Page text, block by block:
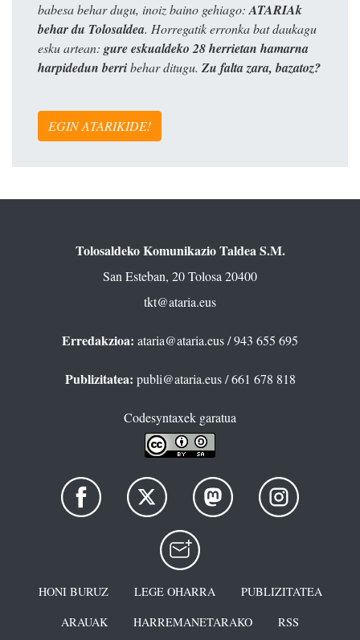
babesa behar dugu, inoiz baino gehiago:ATARIAk
behar du Tolosaldea. Horregatik erronka bat daukagu
esku artean: gure eskualdeko 28 herrietan hamarna
harpidedun berribehar ditugu. Zu falta zara, bazatoz?
EGIN ATARIKIDE!
Tolosaldeko Komunikazio Taldea S.M.
San Esteban, 20 Tolosa 20400
tkt@ataria.eus
Erredakzioa: ataria@ataria.eus/ 943 655 695
Publizitatea: publi@ataria.eus/ 661 678 818
Codesyntaxek garatua
HONI BURUZ LEGE OHARRA
PUBLIZITATEA
ARAUAK
HARREMANETARAKO RSS